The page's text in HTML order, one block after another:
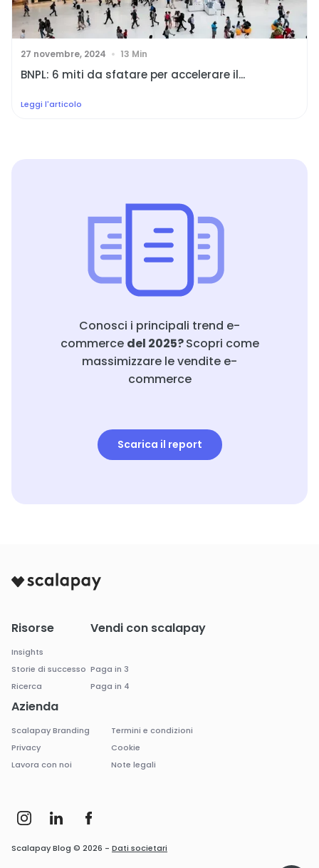
27 novembre, 2024 13 Min
BNPL: 6 miti da sfatare per accelerare il...
Leggi l'articolo
Conosci i principali trend e-
commerce del 2025?Scopri come
massimizzare le vendite e-
commerce
Scarica il report
Risorse
Insights
Storie di successo
Ricerca
Vendi con scalapay
Paga in 3
Paga in 4
Azienda
Scalapay Branding
Termini e condizioni
Privacy
Cookie
Lavora con noi
Note legali
Scalapay Blog © 2026 - Dati societari